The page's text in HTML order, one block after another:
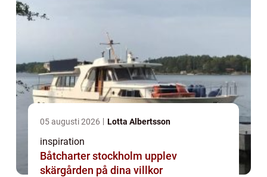
05 augusti 2026 Lotta Albertsson
inspiration
Båtcharter stockholm upplev
skärgården på dina villkor